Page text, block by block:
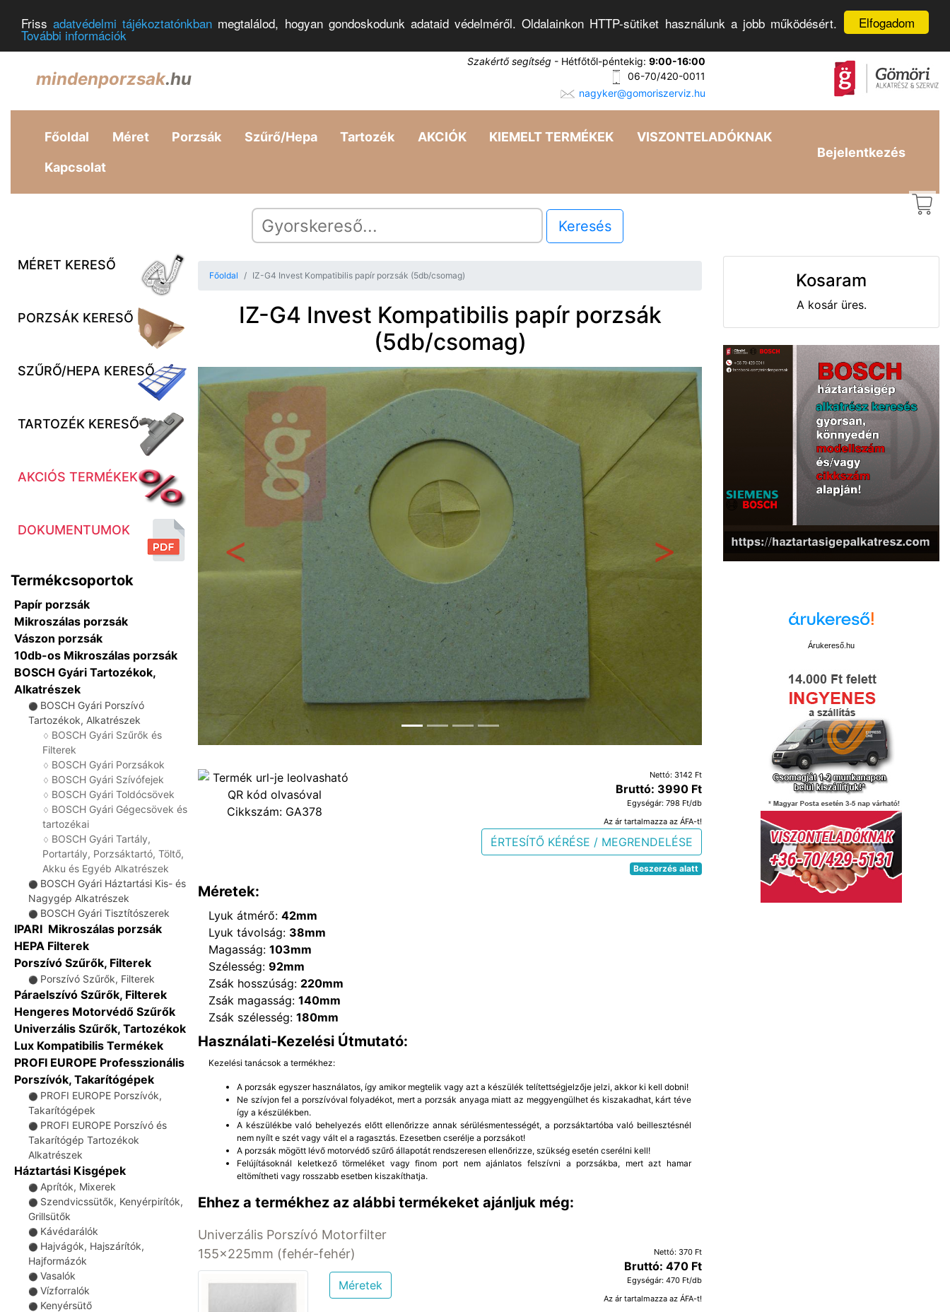
Elfogadom
Frissadatvédelmi tájékoztatónkban megtalálod, hogyan gondoskodunk adataid védelméről. Oldalainkon HTTP-sütiket használunk a jobb működésért.
További információk
mindenporzsak.hu
Szakértő segítség - Hétfőtől-péntekig: 9:00-16:00
06-70/420-0011
nagyker@gomoriszerviz.hu
Főoldal Méret Porzsák Szűrő/Hepa Tartozék AKCIÓK KIEMELT TERMÉKEK VISZONTELADÓKNAK
Kapcsolat
Bejelentkezés
Keresés
MÉRET KERESŐ
PORZSÁK KERESŐ
SZŰRŐ/HEPA KERESŐ
TARTOZÉK KERESŐ
AKCIÓS TERMÉKEK
DOKUMENTUMOK
Termékcsoportok
Papír porzsák
Mikroszálas porzsák
Vászon porzsák
10db-os Mikroszálas porzsák
BOSCH Gyári Tartozékok,
Alkatrészek
⚫ BOSCH Gyári Porszívó
Tartozékok, Alkatrészek
♢ BOSCH Gyári Szűrők és
Filterek
♢ BOSCH Gyári Porzsákok
♢ BOSCH Gyári Szívófejek
♢ BOSCH Gyári Toldócsövek
♢ BOSCH Gyári Gégecsövek és
tartozékai
♢ BOSCH Gyári Tartály,
Portartály, Porzsáktartó, Töltő,
Akku és Egyéb Alkatrészek
⚫ BOSCH Gyári Háztartási Kis- és
Nagygép Alkatrészek
⚫ BOSCH Gyári Tisztítószerek
IPARI Mikroszálas porzsák
HEPA Filterek
Porszívó Szűrők, Filterek
⚫ Porszívó Szűrők, Filterek
Páraelszívó Szűrők, Filterek
Hengeres Motorvédő Szűrők
Univerzális Szűrők, Tartozékok
Lux Kompatibilis Termékek
PROFI EUROPE Professzionális
Porszívók, Takarítógépek
⚫ PROFI EUROPE Porszívók,
Takarítógépek
⚫ PROFI EUROPE Porszívó és
Takarítógép Tartozékok
Alkatrészek
Háztartási Kisgépek
⚫ Aprítók, Mixerek
⚫ Szendvicssütők, Kenyérpirítók,
Grillsütők
⚫ Kávédarálók
⚫ Hajvágók, Hajszárítók,
Hajformázók
⚫ Vasalók
⚫ Vízforralók
⚫ Kenyérsütő
Főoldal IZ-G4 Invest Kompatibilis papír porzsák (5db/csomag)
IZ-G4 Invest Kompatibilis papír porzsák
(5db/csomag)
Előző Következő
Cikkszám: GA378
Nettó: 3142 Ft
Bruttó: 3990 Ft
Egységár: 798 Ft/db
Az ár tartalmazza az ÁFA-t!
ÉRTESÍTŐ KÉRÉSE / MEGRENDELÉSE
Beszerzés alatt
Méretek:
Lyuk átmérő: 42mm
Lyuk távolság: 38mm
Magasság: 103mm
Szélesség: 92mm
Zsák hosszúság: 220mm
Zsák magasság: 140mm
Zsák szélesség: 180mm
Használati-Kezelési Útmutató:
Kezelési tanácsok a termékhez:
A porzsák egyszer használatos, így amikor megtelik vagy azt a készülék telítettségjelzője jelzi, akkor ki kell dobni!
Ne szívjon fel a porszívóval folyadékot, mert a porzsák anyaga miatt az meggyengülhet és kiszakadhat, kárt téve
így a készülékben.
A készülékbe való behelyezés előtt ellenőrizze annak sérülésmentességét, a porzsáktartóba való beillesztésnél
nem nyílt e szét vagy vált el a ragasztás. Ezesetben cserélje a porzsákot!
A porzsák mögött lévő motorvédő szűrő állapotát rendszeresen ellenőrizze, szükség esetén cserélni kell!
Felújításoknál keletkező törmeléket vagy finom port nem ajánlatos felszívni a porzsákba, mert azt hamar
eltömítheti vagy rosszabb esetben kiszakíthatja.
Ehhez a termékhez az alábbi termékeket ajánljuk még:
Univerzális Porszívó Motorfilter
155x225mm (fehér-fehér)
Méretek
Nettó: 370 Ft
Bruttó: 470 Ft
Egységár: 470 Ft/db
Az ár tartalmazza az ÁFA-t!
Kosaram
A kosár üres.
Árukereső.hu